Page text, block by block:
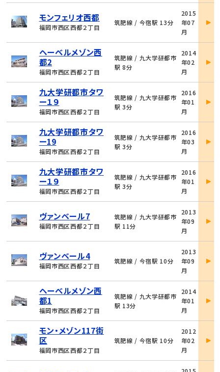
モンフェリオ西都
福岡市西区西都２丁目
筑肥線 / 今宿駅 13分
2015
年07
月
詳
ヘーベルメゾン西
都2
福岡市西区西都２丁目
筑肥線 / 九大学研都市
駅 8分
2014
年02
月
詳
九大学研都市タワ
ー１９
福岡市西区西都２丁目
筑肥線 / 九大学研都市
駅 3分
2016
年01
月
詳
九大学研都市タワ
ー19
福岡市西区西都２丁目
筑肥線 / 九大学研都市
駅 3分
2016
年03
月
詳
九大学研都市タワ
ー１９
福岡市西区西都２丁目
筑肥線 / 九大学研都市
駅 3分
2016
年01
月
詳
ヴァンベール7
福岡市西区西都２丁目
筑肥線 / 九大学研都市
駅 11分
2013
年09
月
詳
ヴァンベール4
福岡市西区西都２丁目
筑肥線 / 今宿駅 10分
2013
年09
月
詳
ヘーベルメゾン西
都1
福岡市西区西都２丁目
筑肥線 / 九大学研都市
駅 13分
2014
年01
月
詳
モン・メゾン117街
区
福岡市西区西都２丁目
筑肥線 / 今宿駅 10分
2012
年02
月
詳